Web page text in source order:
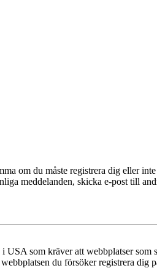
om du måste registrera dig eller
meddelanden, skicka e-post till
som kräver att webbplatser
du försöker registrera